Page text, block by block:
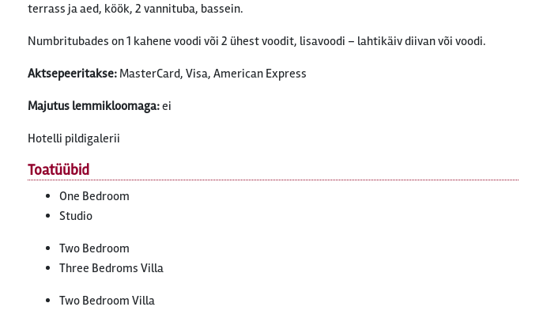
terrass ja aed, köök, 2 vannituba, bassein.
Numbritubades on 1 kahene voodi või 2 ühest voodit, lisavoodi – lahtikäiv diivan või voodi.
Aktsepeeritakse: MasterCard, Visa, American Express
Majutus lemmikloomaga:ei
Hotelli pildigalerii
Toatüübid
One Bedroom
Studio
Two Bedroom
Three Bedroms Villa
Two Bedroom Villa